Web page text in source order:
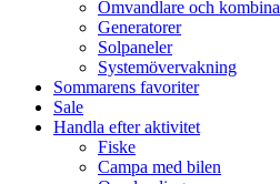
Omvandlare och
Generatorer
Solpaneler
Systemövervakning
Sommarens favoriter
Sale
Handla efter aktivitet
Fiske
Campa med bilen